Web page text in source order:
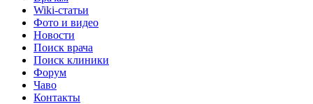
Wiki-статьи
Фото и видео
Новости
Поиск врача
Поиск клиники
Форум
Чаво
Контакты